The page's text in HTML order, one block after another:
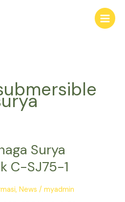
Surya
C-SJ75-1
,News /myadmin